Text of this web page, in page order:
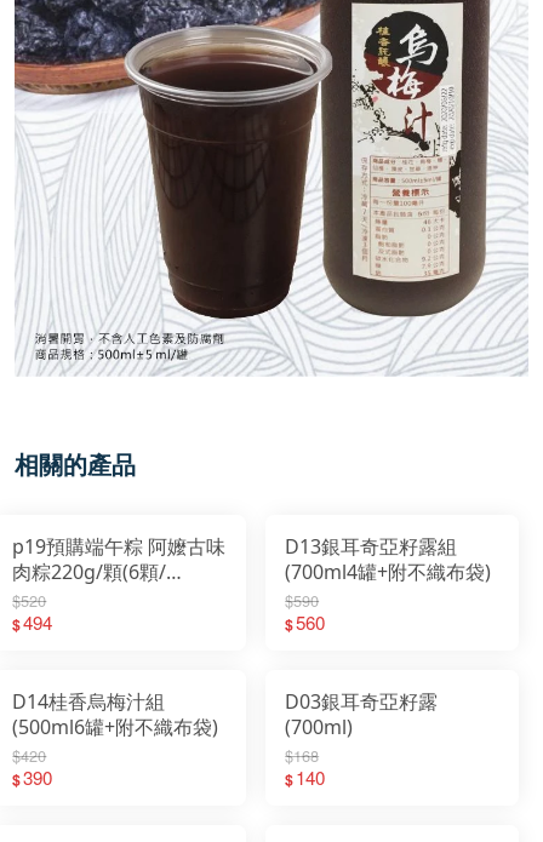
相關的產品
p19預購端午粽 阿嬤古味
肉粽220g/顆(6顆/
串)2026/5/25日起出貨
$520
$494
D13銀耳奇亞籽露組
(700ml4罐+附不織布袋)
$590
$560
D14桂香烏梅汁組
(500ml6罐+附不織布袋)
$420
$390
D03銀耳奇亞籽露
(700ml)
$168
$140